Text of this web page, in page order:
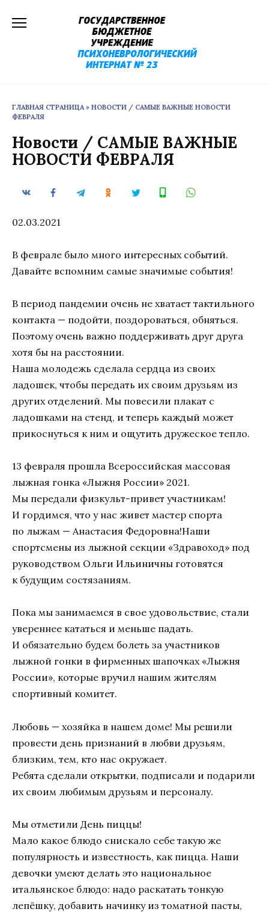
ГЛАВНАЯ СТРАНИЦА» НОВОСТИ / САМЫЕ ВАЖНЫЕ НОВОСТИ
ФЕВРАЛЯ
Новости / САМЫЕ ВАЖНЫЕ
НОВОСТИ ФЕВРАЛЯ
02.03.2021
В феврале было много интересных событий.
Давайте вспомним самые значимые события!
В период пандемии очень не хватает тактильного
контакта — подойти, поздороваться, обняться.
Поэтому очень важно поддерживать друг друга
хотя бы на расстоянии.
Наша молодежь сделала сердца из своих
ладошек, чтобы передать их своим друзьям из
других отделений. Мы повесили плакат с
ладошками на стенд, и теперь каждый может
прикоснуться к ним и ощутить дружеское тепло.
13 февраля прошла Всероссийская массовая
лыжная гонка «Лыжня России» 2021.
Мы передали физкульт-привет участникам!
И гордимся, что у нас живет мастер спорта
по лыжам — Анастасия Федоровна!Наши
спортсмены из лыжной секции «Здравоход» под
руководством Ольги Ильиничны готовятся
к будущим состязаниям.
Пока мы занимаемся в свое удовольствие, стали
увереннее кататься и меньше падать.
И обязательно будем болеть за участников
лыжной гонки в фирменных шапочках «Лыжня
России», которые вручил нашим жителям
спортивный комитет.
Любовь — хозяйка в нашем доме! Мы решили
провести день признаний в любви друзьям,
близким, тем, кто нас окружает.
Ребята сделали открытки, подписали и подарили
их своим любимым друзьям и персоналу.
Мы отметили День пиццы!
Мало какое блюдо снискало себе такую же
популярность и известность, как пицца. Наши
девочки умеют делать это национальное
итальянское блюдо: надо раскатать тонкую
лепёшку, добавить начинку из томатной пасты,